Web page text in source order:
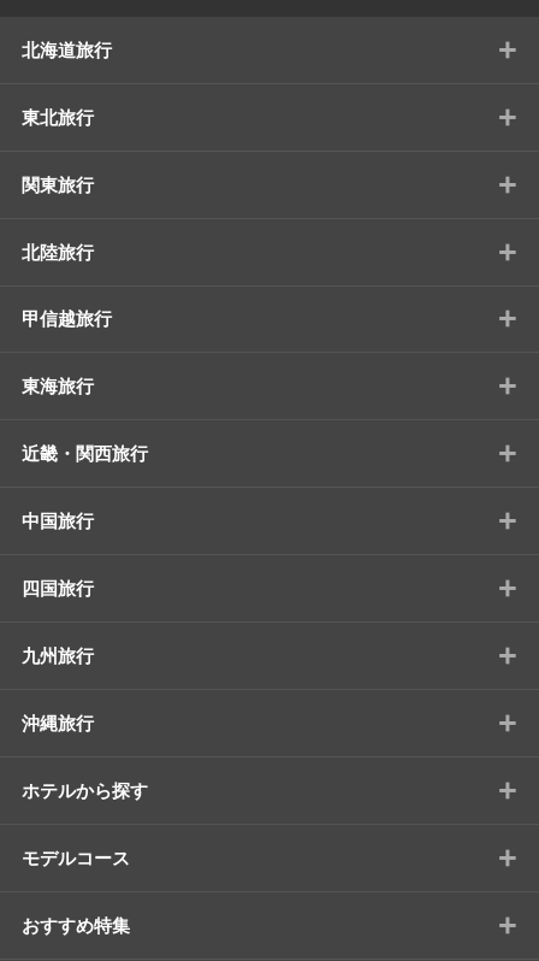
北海道旅行 +
東北旅行 +
関東旅行 +
北陸旅行 +
甲信越旅行 +
東海旅行 +
近畿・関西旅行 +
中国旅行 +
四国旅行 +
九州旅行 +
沖縄旅行 +
ホテルから探す +
モデルコース +
おすすめ特集 +